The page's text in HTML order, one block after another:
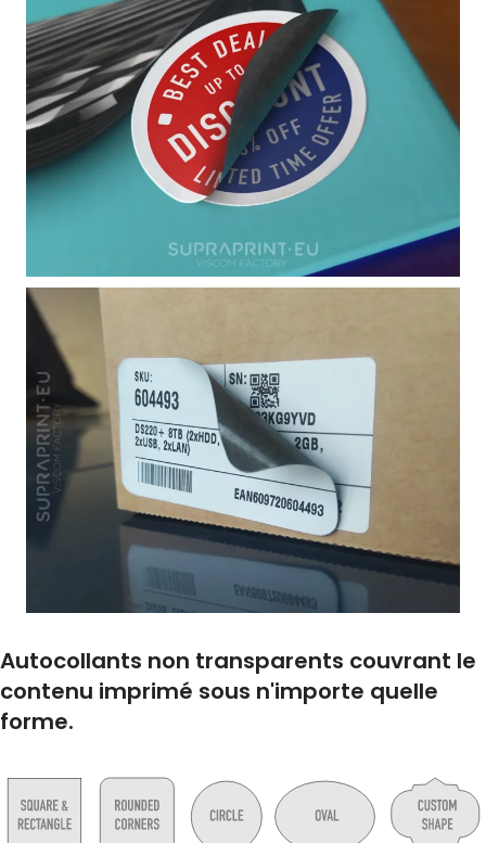
Autocollants non transparents couvrant le
contenu imprimé sous n'importe quelle
forme.